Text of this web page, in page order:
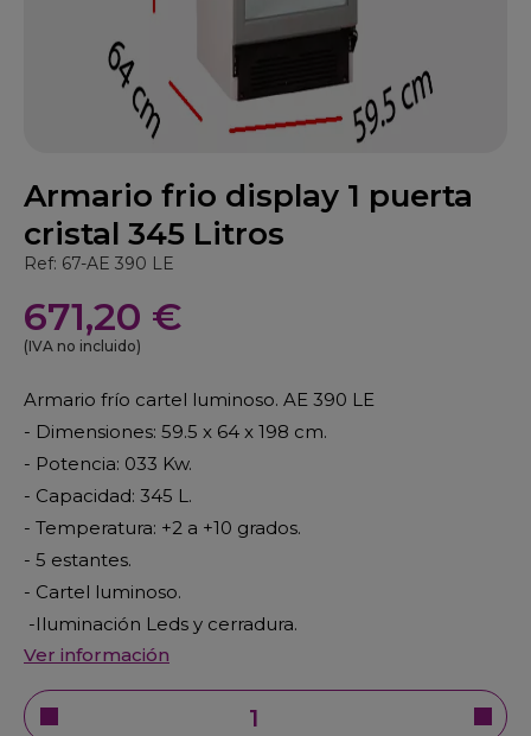
Armario frio display 1 puerta
cristal 345 Litros
Ref: 67-AE 390 LE
671,20 €
(IVA no incluido)
Armario frío cartel luminoso. AE 390 LE
- Dimensiones: 59.5 x 64 x 198 cm.
- Potencia: 033 Kw.
- Capacidad: 345 L.
- Temperatura: +2 a +10 grados.
- 5 estantes.
- Cartel luminoso.
-Iluminación Leds y cerradura.
Ver información